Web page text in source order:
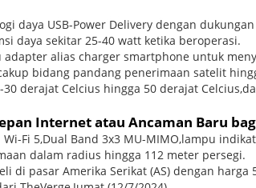
daya USB-Power Delivery dengan
daya sekitar 25-40 watt ketika beroperasi.
alias charger smartphone untuk
bidang pandang penerimaan satelit
derajat Celcius hingga 50 derajat
Internet atau Ancaman Baru
Fi 5,Dual Band 3x3 MU-MIMO,lampu
dalam radius hingga 112 meter persegi.
pasar Amerika Serikat (AS) dengan harga